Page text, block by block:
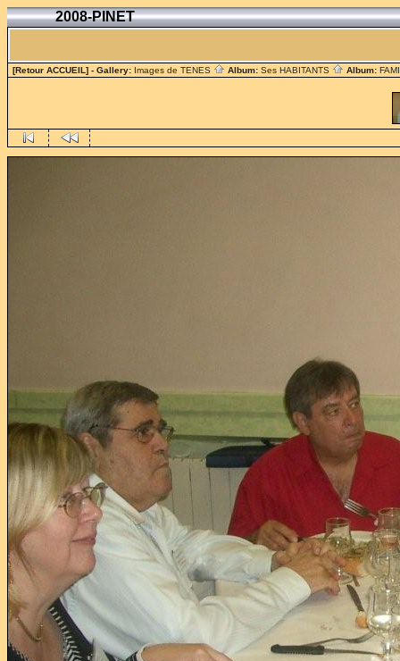
2008-PINET
[Retour ACCUEIL] - Gallery: Images de TENES Album: Ses HABITANTS Album: